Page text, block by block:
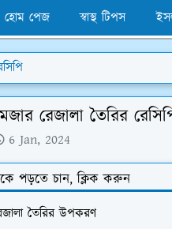
হোম পেজ স্বাস্থ টিপস
রেজালা তৈরির
6 Jan, 2024
পড়তে চান, ক্লিক করুন
তৈরির উপকরণ